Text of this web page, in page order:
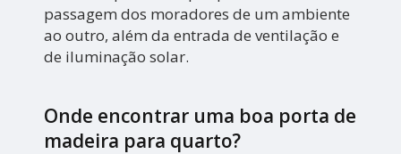
passagem dos moradores de um ambiente
ao outro, além da entrada de ventilação e
de iluminação solar.
Onde encontrar uma boa porta de
madeira para quarto?